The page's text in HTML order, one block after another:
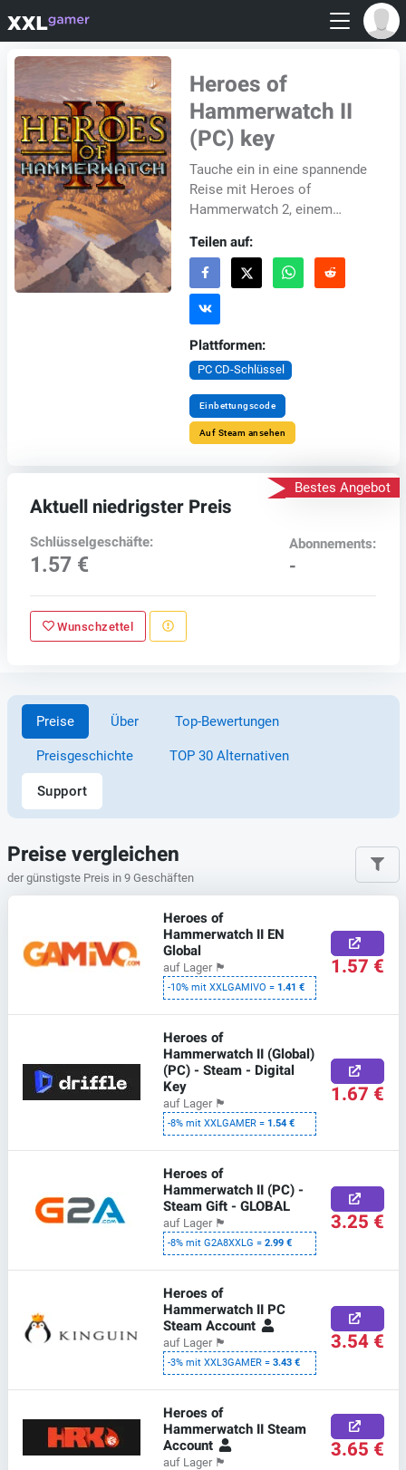
Heroes of
Hammerwatch II
(PC) key
Tauche ein in eine spannende
Reise mit Heroes of
Hammerwatch 2, einem
Spannung und Spannung!
Erkunde zufällig generierte...
Teilen auf:
Plattformen:
PC CD-Schlüssel
Einbettungscode
Auf Steam ansehen
Bestes Angebot
Aktuell niedrigster Preis
Schlüsselgeschäfte:
1.57 €
Abonnements:
-
Wunschzettel
Preise Über Top-Bewertungen
Preisgeschichte TOP 30 Alternativen
Support
Preise vergleichen
der günstigste Preis in 9 Geschäften
Heroes of
Hammerwatch II EN
Global
auf Lager 🏴
-10% mit XXLGAMIVO =1.41 €
1.57 €
Heroes of
Hammerwatch II (Global)
(PC) - Steam - Digital
Key
auf Lager 🏴
-8% mit XXLGAMER =1.54 €
1.67 €
Heroes of
Hammerwatch II (PC) -
Steam Gift - GLOBAL
auf Lager 🏴
-8% mit G2A8XXLG =2.99 €
3.25 €
Heroes of
Hammerwatch II PC
Steam Account
auf Lager 🏴
-3% mit XXL3GAMER =3.43 €
3.54 €
Heroes of
Hammerwatch II Steam
Account
auf Lager 🏴 3.65 €